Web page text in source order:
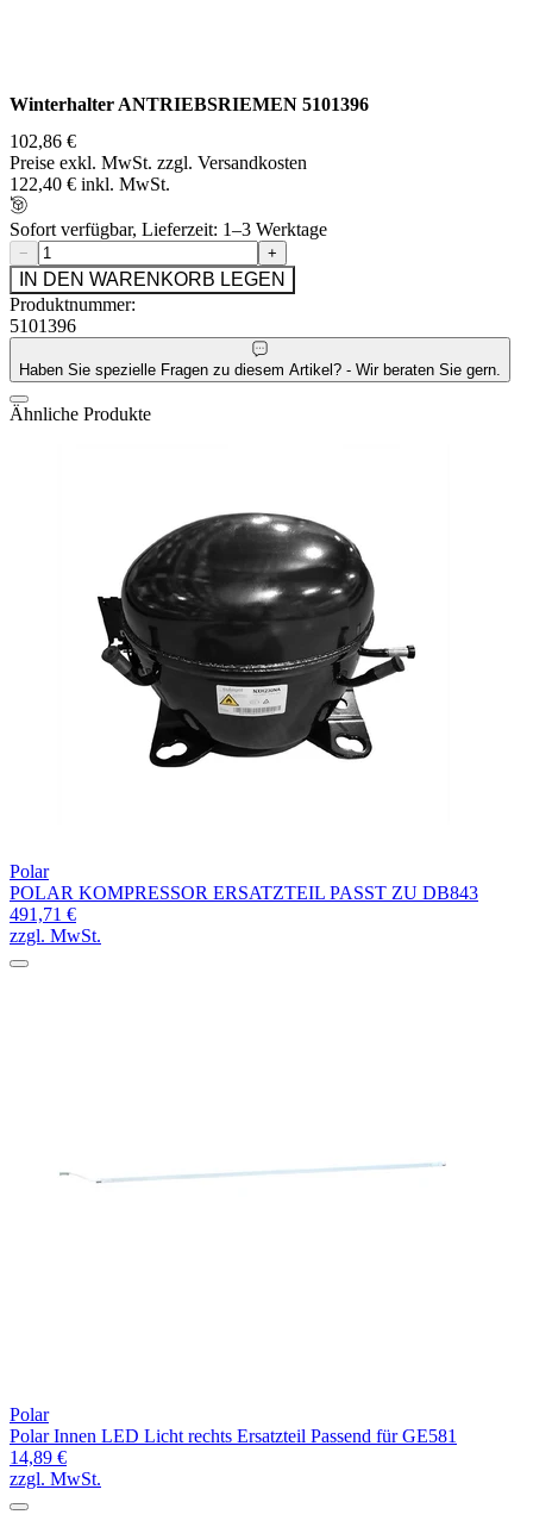
Winterhalter ANTRIEBSRIEMEN 5101396
102,86 €
Preise exkl. MwSt. zzgl. Versandkosten
122,40 € inkl. MwSt.
Sofort verfügbar, Lieferzeit: 1–3 Werktage
− +
IN DEN WARENKORB LEGEN
Produktnummer:
5101396
Haben Sie spezielle Fragen zu diesem Artikel? - Wir beraten Sie gern.
Ähnliche Produkte
Polar
POLAR KOMPRESSOR ERSATZTEIL PASST ZU DB843
491,71 €
zzgl. MwSt.
Polar
Polar Innen LED Licht rechts Ersatzteil Passend für GE581
14,89 €
zzgl. MwSt.